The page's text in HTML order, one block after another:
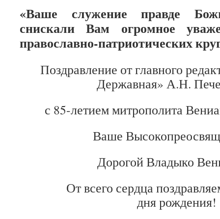
«Ваше служение правде
снискали Вам огромное
православно-патриотических
Поздравление от главного
Державная» А.Н.
с 85-летием митрополита
Ваше
Дорогой Владыко
От всего сердца поздравляем
дня рождения!